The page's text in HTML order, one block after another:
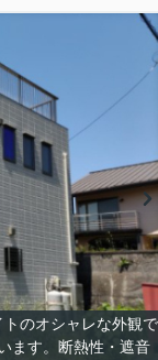
トのオシャレな外観で
ます。断熱性・遮音